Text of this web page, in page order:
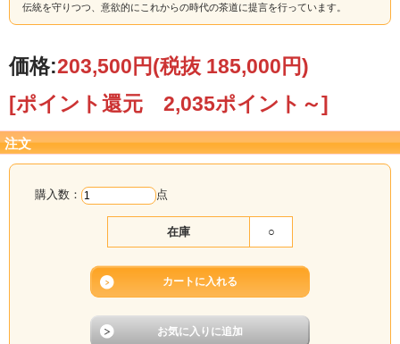
伝統を守りつつ、意欲的にこれからの時代の茶道に提言を行っています。
価格:203,500円(税抜 185,000円)
[ポイント還元 2,035ポイント～]
注文
購入数： 点
在庫 ○